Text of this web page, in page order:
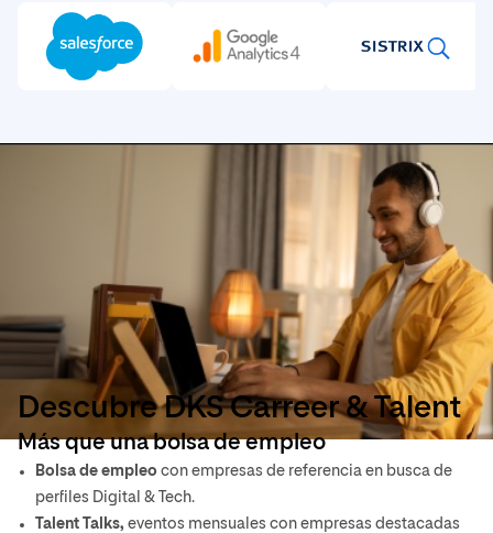
Descubre DKS Carreer & Talent
Más que una bolsa de empleo
Bolsa de empleo con empresas de referencia en busca de
perfiles Digital & Tech.
Talent Talks, eventos mensuales con empresas destacadas